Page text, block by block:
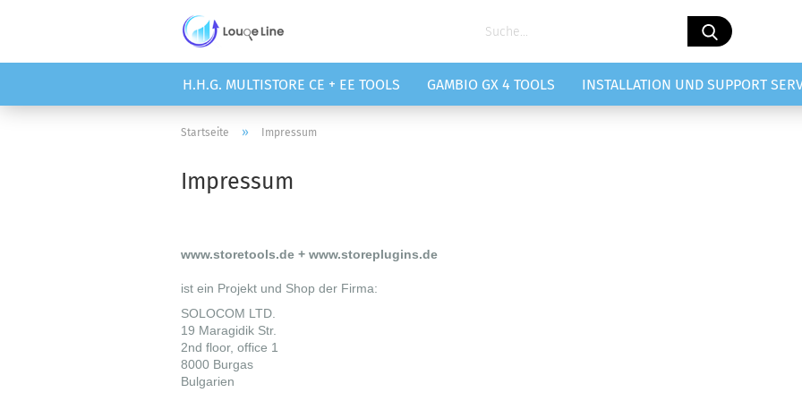
H.H.G. MULTISTORE CE + EE TOOLS GAMBIO GX 4 TOOLS INSTALLATION UND SUPPORT
Startseite » Impressum
Impressum
www.storetools.de + www.storeplugins.de
ist ein Projekt und Shop der Firma:
SOLOCOM LTD.
19 Maragidik Str.
2nd floor, office 1
8000 Burgas
Bulgarien